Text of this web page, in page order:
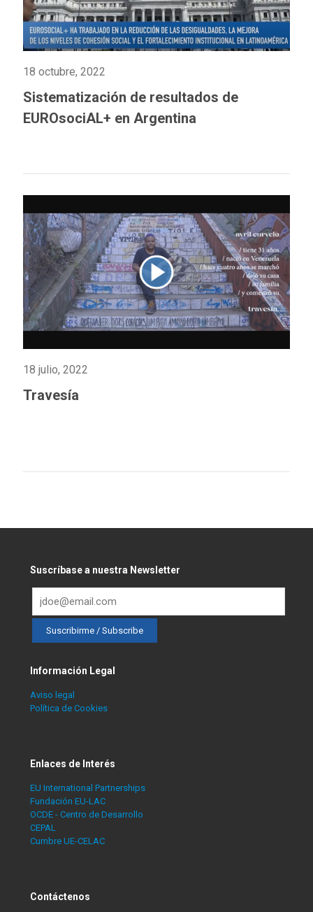
18 octubre, 2022
Sistematización de resultados de
EUROsociAL+ en Argentina
18 julio, 2022
Travesía
Suscríbase a nuestra Newsletter
Información Legal
Aviso legal
Política de Cookies
Enlaces de Interés
EU International Partnerships
Fundación EU-LAC
OCDE - Centro de Desarrollo
CEPAL
Cumbre UE-CELAC
Contáctenos